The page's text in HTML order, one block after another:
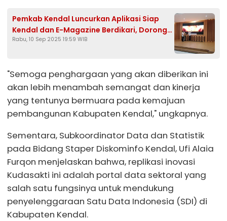
Pemkab Kendal Luncurkan Aplikasi Siap
Kendal dan E-Magazine Berdikari, Dorong
Layanan Informasi Publik Lebih Transparan
Rabu, 10 Sep 2025 19:59 WIB
"Semoga penghargaan yang akan diberikan ini
akan lebih menambah semangat dan kinerja
yang tentunya bermuara pada kemajuan
pembangunan Kabupaten Kendal," ungkapnya.
Sementara, Subkoordinator Data dan Statistik
pada Bidang Staper Diskominfo Kendal, Ufi Alaia
Furqon menjelaskan bahwa, replikasi inovasi
Kudasakti ini adalah portal data sektoral yang
salah satu fungsinya untuk mendukung
penyelenggaraan Satu Data Indonesia (SDI) di
Kabupaten Kendal.